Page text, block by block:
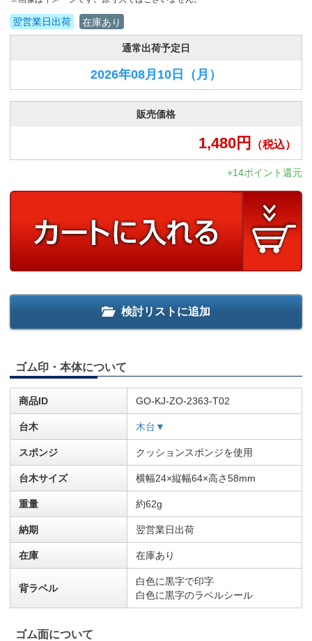
翌営業日出荷 在庫あり
通常出荷予定日
2026年08月10日 （月）
販売価格
1,480円 （税込）
+14ポイント還元
検討リストに追加
ゴム印・本体について
商品ID GO-KJ-ZO-2363-T02
台木 木台▼
スポンジ クッションスポンジを使用
台木サイズ 横幅24×縦幅64×高さ58mm
重量 約62g
納期 翌営業日出荷
在庫 在庫あり
背ラベル
白色に黒字で印字
白色に黒字のラベルシール
ゴム面について